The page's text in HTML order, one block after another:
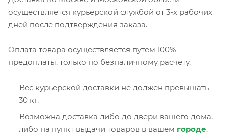
осуществляется курьерской службой от 3-х рабочих
дней после подтверждения заказа.
Оплата товара осуществляется путем 100%
предоплаты, только по безналичному расчету.
Вес курьерской доставки не должен превышать
30 кг.
Возможна доставка либо до двери вашего дома,
либо на пункт выдачи товаров в вашем городе.